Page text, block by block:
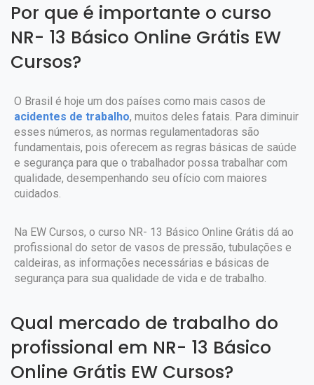
Por que é importante o curso
NR- 13 Básico Online Grátis EW
Cursos?
O Brasil é hoje um dos países como mais casos de
acidentes de trabalho, muitos deles fatais. Para diminuir
esses números, as normas regulamentadoras são
fundamentais, pois oferecem as regras básicas de saúde
e segurança para que o trabalhador possa trabalhar com
qualidade, desempenhando seu ofício com maiores
cuidados.
Na EW Cursos, o curso NR- 13 Básico Online Grátis dá ao
profissional do setor de vasos de pressão, tubulações e
caldeiras, as informações necessárias e básicas de
segurança para sua qualidade de vida e de trabalho.
Qual mercado de trabalho do
profissional em NR- 13 Básico
Online Grátis EW Cursos?